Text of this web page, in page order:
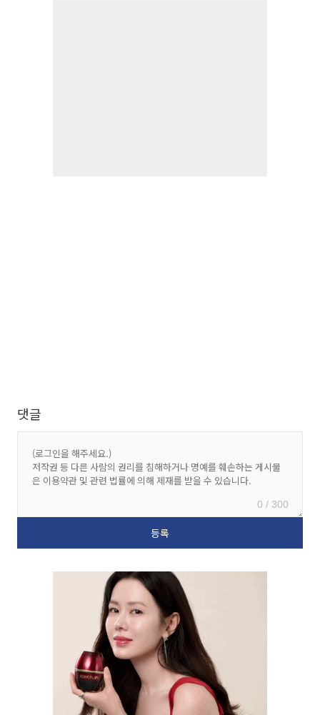
댓글
0 / 300